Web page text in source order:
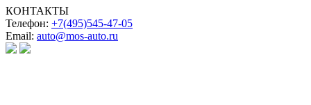
КОНТАКТЫ
Телефон: +7(495)545-47-05
Email: auto@mos-auto.ru